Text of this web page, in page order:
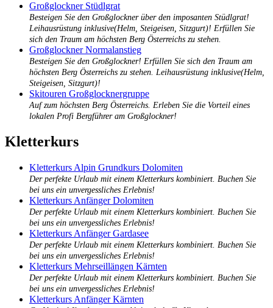
Großglockner Stüdlgrat
Besteigen Sie den Großglockner über den imposanten Stüdlgrat!
Leihausrüstung inklusive(Helm, Steigeisen, Sitzgurt)! Erfüllen Sie
sich den Traum am höchsten Berg Österreichs zu stehen.
Großglockner Normalanstieg
Besteigen Sie den Großglockner! Erfüllen Sie sich den Traum am
höchsten Berg Österreichs zu stehen. Leihausrüstung inklusive(Helm,
Steigeisen, Sitzgurt)!
Skitouren Großglocknergruppe
Auf zum höchsten Berg Österreichs. Erleben Sie die Vorteil eines
lokalen Profi Bergführer am Großglockner!
Kletterkurs
Kletterkurs Alpin Grundkurs Dolomiten
Der perfekte Urlaub mit einem Kletterkurs kombiniert. Buchen Sie
bei uns ein unvergessliches Erlebnis!
Kletterkurs Anfänger Dolomiten
Der perfekte Urlaub mit einem Kletterkurs kombiniert. Buchen Sie
bei uns ein unvergessliches Erlebnis!
Kletterkurs Anfänger Gardasee
Der perfekte Urlaub mit einem Kletterkurs kombiniert. Buchen Sie
bei uns ein unvergessliches Erlebnis!
Kletterkurs Mehrseillängen Kärnten
Der perfekte Urlaub mit einem Kletterkurs kombiniert. Buchen Sie
bei uns ein unvergessliches Erlebnis!
Kletterkurs Anfänger Kärnten